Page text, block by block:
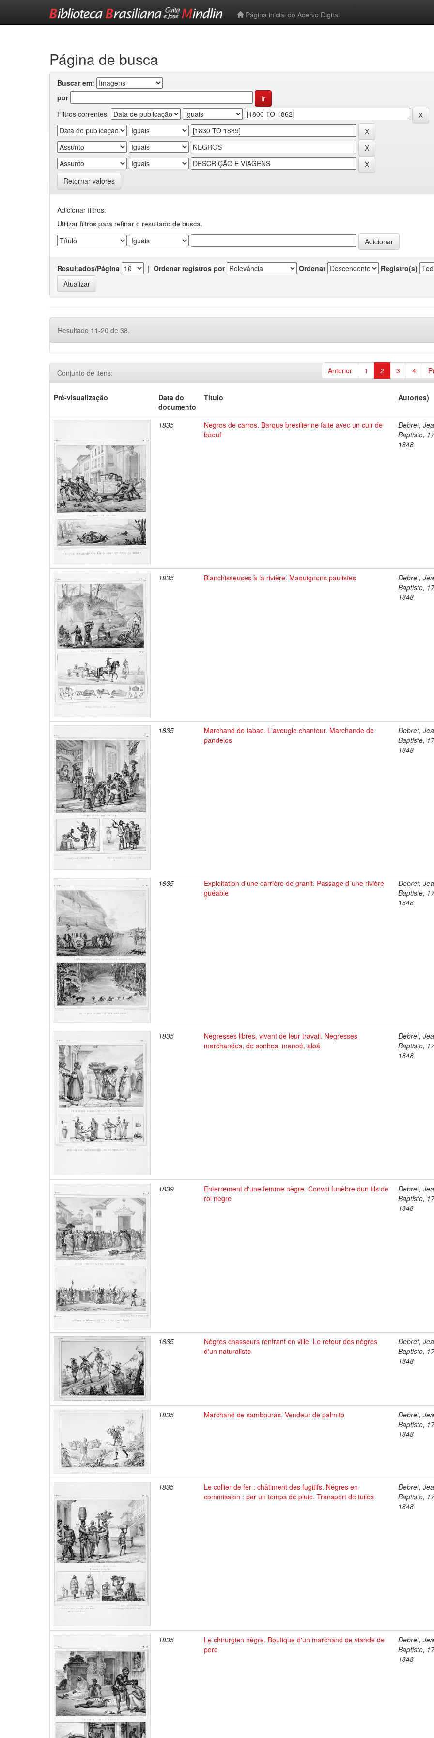
Página inicial do Acervo Digital
Página de busca
Buscar em:
por
Filtros correntes:
Retornar valores
Adicionar filtros:
Utilizar filtros para refinar o resultado de busca.
Resultados/Página | Ordenar registros por Ordenar Registro(s)
Resultado 11-20 de 38.
Anterior 1 2 3 4
Conjunto de itens:
Pré-visualização
Data do
documento
Título Autor(es)
1835
Negros de carros. Barque bresilienne faite avec un cuir de
boeuf
Debret,
Baptiste,
1848
1835 Blanchisseuses à la rivière. Maquignons paulistes
Debret,
Baptiste,
1848
1835
Marchand de tabac. L'aveugle chanteur. Marchande de
pandelos
Debret,
Baptiste,
1848
1835
Exploitation d'une carrière de granit. Passage d´une rivière
guéable
Debret,
Baptiste,
1848
1835
Negresses libres, vivant de leur travail. Negresses
marchandes, de sonhos, manoé, aloá
Debret,
Baptiste,
1848
1839
Enterrement d'une femme nègre. Convoi funèbre dun fils de
roi nègre
Debret,
Baptiste,
1848
1835
Nègres chasseurs rentrant en ville. Le retour des nègres
d'un naturaliste
Debret,
Baptiste,
1848
1835 Marchand de sambouras. Vendeur de palmito
Debret,
Baptiste,
1848
1835
Le collier de fer : châtiment des fugitifs. Négres en
commission : par un temps de pluie. Transport de tuiles
Debret,
Baptiste,
1848
1835
Le chirurgien nègre. Boutique d'un marchand de viande de
porc
Debret,
Baptiste,
1848